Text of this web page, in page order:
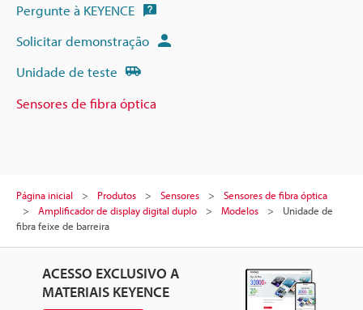
Pergunte à KEYENCE
Solicitar demonstração
Unidade de teste
Sensores de fibra óptica
Página inicial Produtos Sensores
Sensores de fibra óptica
Amplificador de display digital duplo
Modelos
Unidade de
fibra feixe de barreira
ACESSO EXCLUSIVO A
MATERIAIS KEYENCE